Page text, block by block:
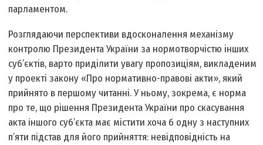
парламентом.
Розглядаючи перспективи вдосконалення механізму
контролю Президента України за нормотворчістю інших
суб’єктів, варто приділити увагу пропозиціям, викладеним
у проекті закону «Про нормативно-правові акти», який
прийнято в першому читанні. У ньому, зокрема, є норма
про те, що рішення Президента України про скасування
акта іншого суб’єкта має містити хоча б одну з наступних
п’яти підстав для його прийняття: невідповідність на